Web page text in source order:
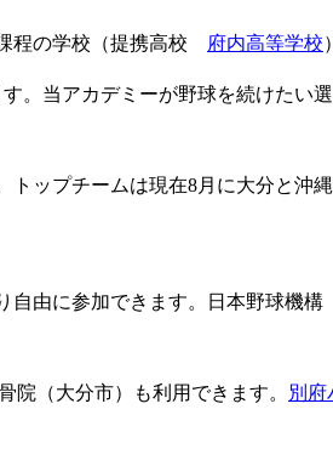
程の学校（提携高校 府内高等学校
。当アカデミーが野球を続けたい
ップチームは現在8月に大分と沖
由に参加できます。日本野球機
院（大分市）も利用できます。
別府